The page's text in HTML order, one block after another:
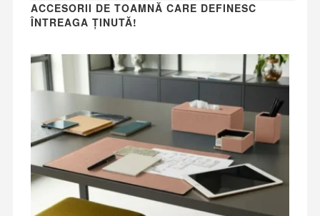
ACCESORII DE TOAMNĂ CARE DEFINESC
ÎNTREAGA ȚINUTĂ!